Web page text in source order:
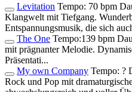
Levitation Tempo: 70 bpm
Klangwelt mit Tiefgang.
Entspannungsmusik, die sich
The One Tempo:139 bpm
mit prägnanter Melodie.
Präsentati...
My own Company Tempo: ?
Rock und Pop mit